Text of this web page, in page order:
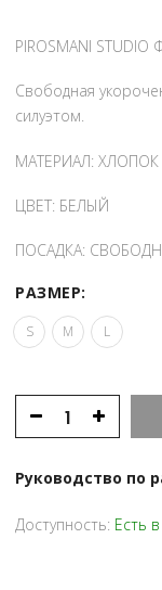
PIROSMANI
Свободная
силуэтом.
МАТЕРИАЛ: ХЛОПОК
ЦВЕТ: БЕЛЫЙ
ПОСАДКА:
РАЗМЕР:
S M L
Руководство по
Доступность: Есть